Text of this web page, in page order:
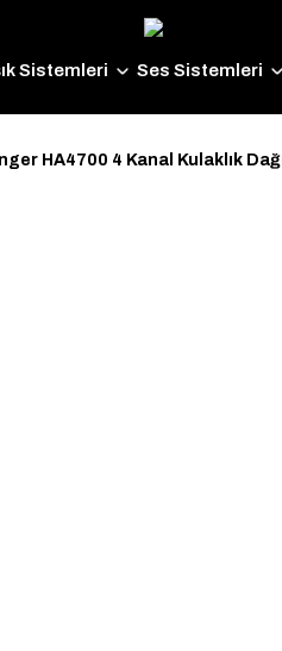
Sistemleri Ses Sistemleri
HA4700 4 Kanal Kulaklık